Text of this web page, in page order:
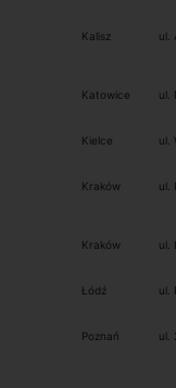
Kalisz ul.
Katowice ul.
Kielce ul.
Kraków ul.
Kraków ul.
Łódź ul.
Poznań ul.